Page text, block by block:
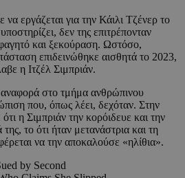
να εργάζεται για την Κάιλι Τζένερ το
δεν της επιτρέπονταν
και ξεκούραση. Ωστόσο,
επιδεινώθηκε αισθητά το 2023,
η Ιτζέλ Σιμπριάν.
στο τμήμα ανθρώπινου
που, όπως λέει, δεχόταν. Στην
η Σιμπριάν την κορόιδευε και την
το ότι ήταν μετανάστρια και τη
να την αποκαλούσε «ηλίθια».
by Second